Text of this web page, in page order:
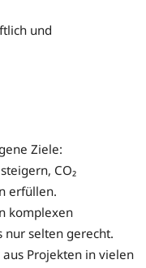
und
Ziele:
CO₂
erfüllen.
komplexen
selten gerecht.
Projekten in vielen